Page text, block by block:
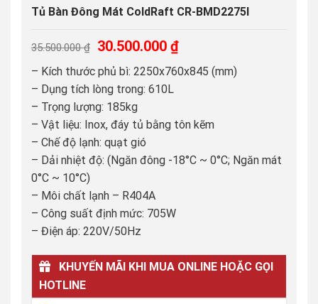
Tủ Bàn Đông Mát ColdRaft CR-BMD2275I
35.500.000₫
Giá
gốc
là:
35.500.000 ₫.
30.500.000₫Giá
hiện
tại
– Kích thước phủ bì: 2250x760x845 (mm)
– Dụng tích lòng trong: 610L
– Trọng lượng: 185kg
– Vật liệu: Inox, đáy tủ bằng tôn kẽm
– Chế độ lạnh: quạt gió
– Dải nhiệt độ: (Ngăn đông -18°C ~ 0°C; Ngăn mát
0°C ~ 10°C)
– Môi chất lạnh – R404A
– Công suất định mức: 705W
– Điện áp: 220V/50Hz
KHUYẾN MÃI KHI MUA ONLINE HOẶC GỌI
HOTLINE